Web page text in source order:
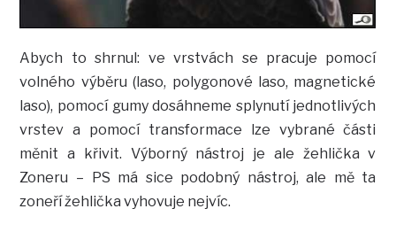
Abych to shrnul: ve vrstvách se pracuje pomocí
volného výběru (laso, polygonové laso, magnetické
laso), pomocí gumy dosáhneme splynutí jednotlivých
vrstev a pomocí transformace lze vybrané části
měnit a křivit. Výborný nástroj je ale žehlička v
Zoneru – PS má sice podobný nástroj, ale mě ta
zoneří žehlička vyhovuje nejvíc.